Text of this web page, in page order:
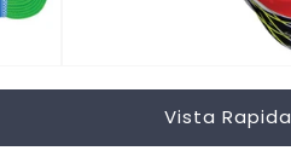
Vista Rapida